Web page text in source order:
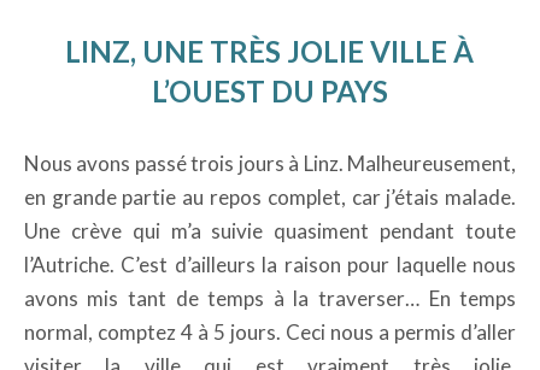
LINZ, UNE TRÈS JOLIE VILLE À
L’OUEST DU PAYS
Nous avons passé trois jours à Linz. Malheureusement,
en grande partie au repos complet, car j’étais malade.
Une crève qui m’a suivie quasiment pendant toute
l’Autriche. C’est d’ailleurs la raison pour laquelle nous
avons mis tant de temps à la traverser… En temps
normal, comptez 4 à 5 jours. Ceci nous a permis d’aller